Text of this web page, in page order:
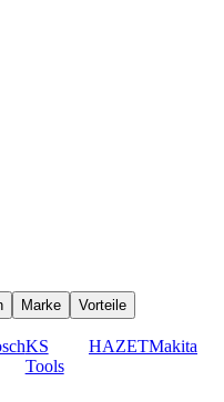
Marke Vorteile
KS
Tools
HAZETMakita